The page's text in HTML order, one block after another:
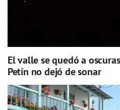
El valle se quedó a
Petín no dejó de sonar